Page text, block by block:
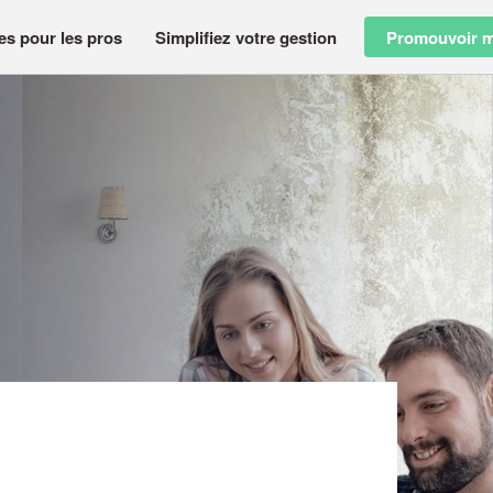
pour les pros Simplifiez votre gestion Promouvoir